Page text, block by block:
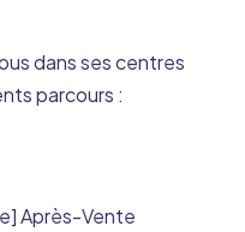
dans ses centres
parcours :
Après-Vente